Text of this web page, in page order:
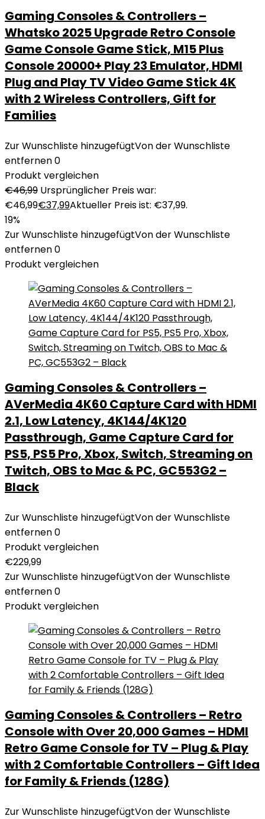
Gaming Consoles & Controllers –
Whatsko 2025 Upgrade Retro Console
Game Console Game Stick, M15 Plus
Console 20000+ Play 23 Emulator, HDMI
Plug and Play TV Video Game Stick 4K
with 2 Wireless Controllers, Gift for
Families
Zur Wunschliste hinzugefügtVon der Wunschliste
entfernen0
Produkt vergleichen
€46,99 Ursprünglicher Preis war:
€46,99€37,99Aktueller Preis ist: €37,99.
19%
Zur Wunschliste hinzugefügtVon der Wunschliste
entfernen0
Produkt vergleichen
Gaming Consoles & Controllers –
AVerMedia 4K60 Capture Card with HDMI
2.1, Low Latency, 4K144/4K120
Passthrough, Game Capture Card for
PS5, PS5 Pro, Xbox, Switch, Streaming on
Twitch, OBS to Mac & PC, GC553G2 –
Black
Zur Wunschliste hinzugefügtVon der Wunschliste
entfernen0
Produkt vergleichen
€229,99
Zur Wunschliste hinzugefügtVon der Wunschliste
entfernen0
Produkt vergleichen
Gaming Consoles & Controllers – Retro
Console with Over 20,000 Games – HDMI
Retro Game Console for TV – Plug & Play
with 2 Comfortable Controllers – Gift Idea
for Family & Friends (128G)
Zur Wunschliste hinzugefügtVon der Wunschliste